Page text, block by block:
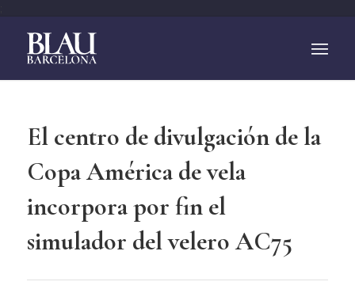
El centro de divulgación de la
Copa América de vela
incorpora por fin el
simulador del velero AC75